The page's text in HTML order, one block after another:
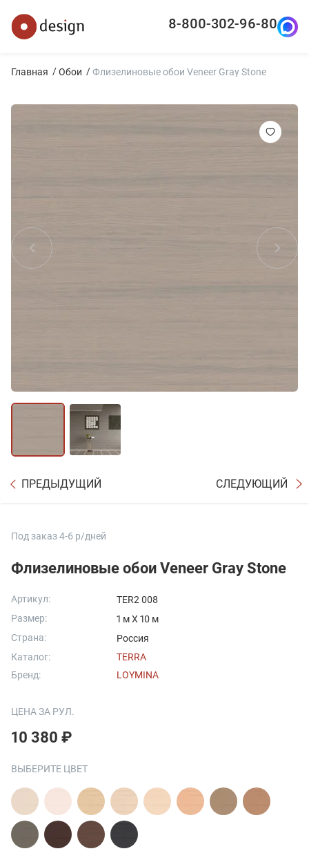
8-800-302-96-80
Главная Обои Флизелиновые обои Veneer Gray Stone
ПРЕДЫДУЩИЙ СЛЕДУЮЩИЙ
Под заказ 4-6 р/дней
Флизелиновые обои Veneer Gray Stone
Артикул:
TER2 008
Размер:
1 м X 10 м
Страна:
Россия
Каталог:
TERRA
Бренд:
LOYMINA
ЦЕНА ЗА РУЛ.
10 380 ₽
ВЫБЕРИТЕ ЦВЕТ